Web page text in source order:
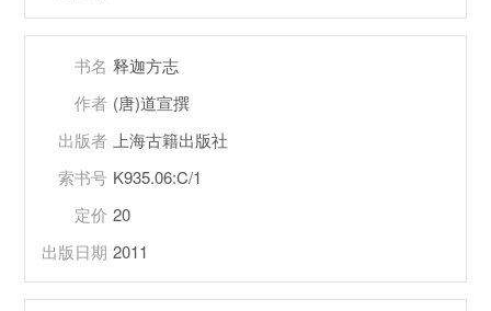
书名 释迦方志
作者 (唐)道宣撰
出版者 上海古籍出版社
索书号 K935.06:C/1
定价 20
出版日期 2011